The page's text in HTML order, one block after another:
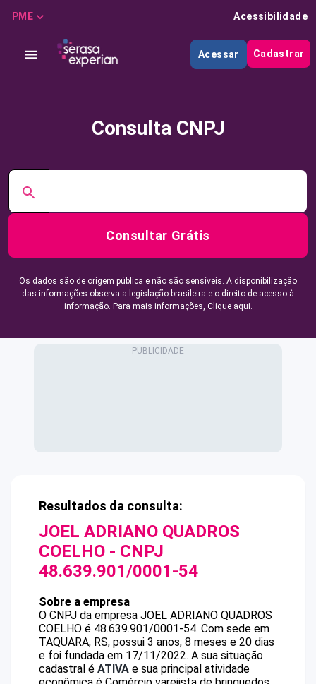
PME Acessibilidade
Acessar Cadastrar
Consulta CNPJ
Consultar Grátis
Os dados são de origem pública e não são sensíveis. A disponibilização
das informações observa a legislação brasileira e o direito de acesso à
informação. Para mais informações, Clique aqui.
Resultados da consulta:
JOEL ADRIANO QUADROS
COELHO - CNPJ
48.639.901/0001-54
Sobre a empresa
O CNPJ da empresa JOEL ADRIANO QUADROS
COELHO é 48.639.901/0001-54. Com sede em
TAQUARA, RS, possui 3 anos, 8 meses e 20 dias
e foi fundada em 17/11/2022. A sua situação
cadastral é ATIVA e sua principal atividade